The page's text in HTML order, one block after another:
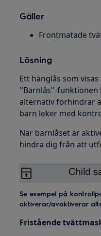
Gäller
Frontmatade
Lösning
Ett hänglås som
''Barnlås''-funktionen
alternativ förhindrar
barn leker med
När barnlåset är
hindra dig från att
Se exempel på
aktiverar/avaktiverar
Fristående